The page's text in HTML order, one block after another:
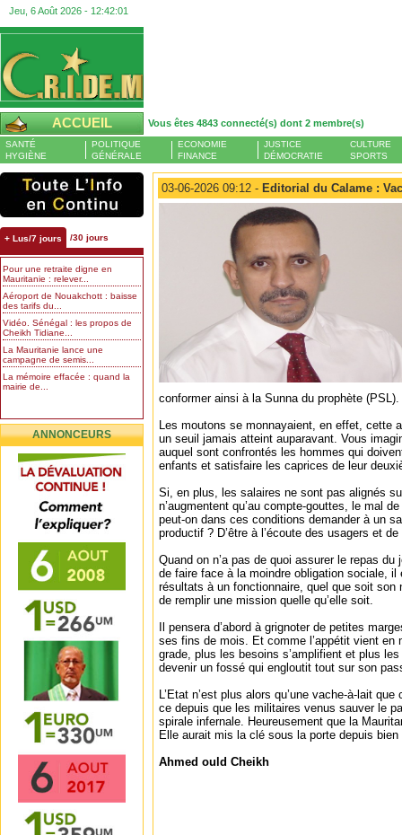
Jeu, 6 Août 2026 - 12:42:01
ACCUEIL Vous êtes 4843 connecté(s) dont 2 membre(s)
SANTÉ
HYGIÈNE
POLITIQUE
GÉNÉRALE
ECONOMIE
FINANCE
JUSTICE
DÉMOCRATIE
CULTURE
SPORTS
+ Lus/7 jours /30 jours
Pour une retraite digne en
Mauritanie : relever...
Aéroport de Nouakchott : baisse
des tarifs du...
Vidéo. Sénégal : les propos de
Cheikh Tidiane...
La Mauritanie lance une
campagne de semis...
La mémoire effacée : quand la
mairie de...
ANNONCEURS
03-06-2026 09:12 - Editorial du Calame :
conformer ainsi à la Sunna du prophète (PSL).
Les moutons se monnayaient, en effet, cette
un seuil jamais atteint auparavant. Vous
auquel sont confrontés les hommes qui
enfants et satisfaire les caprices de leur
Si, en plus, les salaires ne sont pas alignés
n’augmentent qu’au compte-gouttes, le mal
peut-on dans ces conditions demander à un
productif ? D’être à l’écoute des usagers et
Quand on n’a pas de quoi assurer le repas du
de faire face à la moindre obligation sociale, il
résultats à un fonctionnaire, quel que soit son
de remplir une mission quelle qu’elle soit.
Il pensera d’abord à grignoter de petites
ses fins de mois. Et comme l’appétit vient en
grade, plus les besoins s’amplifient et plus
devenir un fossé qui engloutit tout sur son
L’Etat n’est plus alors qu’une vache-à-lait
ce depuis que les militaires venus sauver le
spirale infernale. Heureusement que la
Elle aurait mis la clé sous la porte depuis
Ahmed ould Cheikh